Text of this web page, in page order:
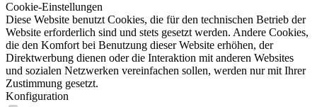
Cookie-Einstellungen
Diese Website benutzt Cookies, die für den technischen Betrieb der
Website erforderlich sind und stets gesetzt werden. Andere Cookies,
die den Komfort bei Benutzung dieser Website erhöhen, der
Direktwerbung dienen oder die Interaktion mit anderen Websites
und sozialen Netzwerken vereinfachen sollen, werden nur mit Ihrer
Zustimmung gesetzt.
Konfiguration